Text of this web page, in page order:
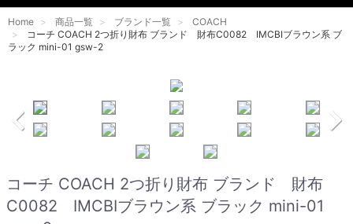
Home 商品一覧 ブランド一覧
COACH
コーチ COACH 2つ折り財布 ブランド 財布C0082 IMCBIブラウン系 ブ
ラック mini-01 gsw-2
コーチ COACH 2つ折り財布 ブランド 財布
C0082 IMCBIブラウン系 ブラック mini-01